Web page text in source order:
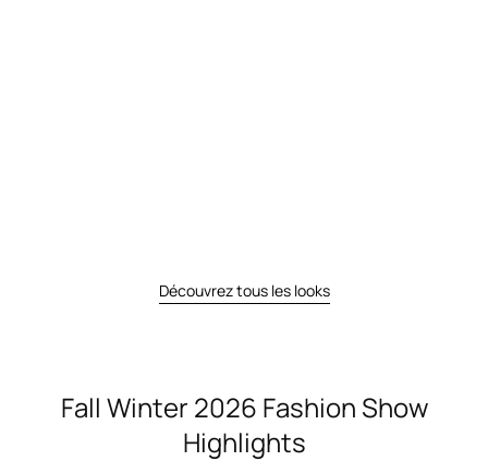
Découvrez tous les looks
Fall Winter 2026 Fashion Show
Highlights